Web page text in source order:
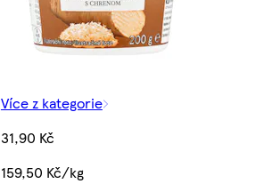
Více z kategorie
31,90 Kč
159,50 Kč/kg